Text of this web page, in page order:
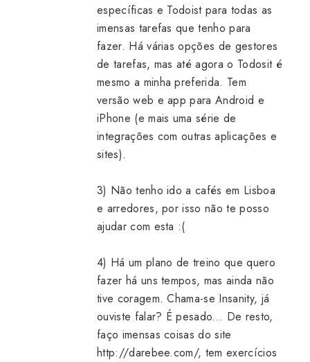
específicas e Todoist para todas as
imensas tarefas que tenho para
fazer. Há várias opções de gestores
de tarefas, mas até agora o Todosit é
mesmo a minha preferida. Tem
versão web e app para Android e
iPhone (e mais uma série de
integrações com outras aplicações e
sites).
3) Não tenho ido a cafés em Lisboa
e arredores, por isso não te posso
ajudar com esta :(
4) Há um plano de treino que quero
fazer há uns tempos, mas ainda não
tive coragem. Chama-se Insanity, já
ouviste falar? É pesado... De resto,
faço imensas coisas do site
http://darebee.com/, tem exercícios